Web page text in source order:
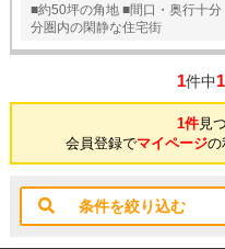
■約50坪の角地 ■間口・奥行十
分圏内の閑静な住宅街
1件中
1件見
会員登録でマイページ
条件を絞り込む